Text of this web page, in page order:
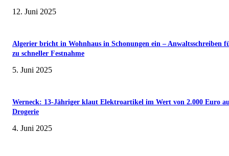
12. Juni 2025
Algerier bricht in Wohnhaus in Schonungen ein – Anwaltsschreiben
zu schneller Festnahme
5. Juni 2025
Werneck: 13-Jähriger klaut Elektroartikel im Wert von 2.000 Euro
Drogerie
4. Juni 2025